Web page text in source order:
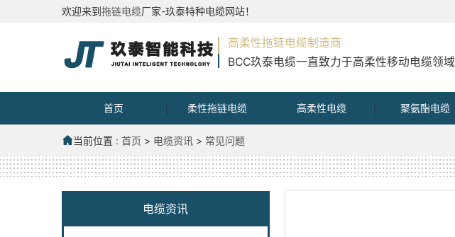
欢迎来到拖链电缆厂家-玖泰特种电缆网站！
高柔性拖链电缆制造商
BCC玖泰电缆一直致力于高柔性移动电缆领域
首页 柔性拖链电缆 高柔性电缆 聚氨酯电缆
当前位置 : 首页 > 电缆资讯 > 常见问题
电缆资讯